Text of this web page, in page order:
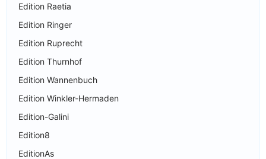
Edition Raetia
Edition Ringer
Edition Ruprecht
Edition Thurnhof
Edition Wannenbuch
Edition Winkler-Hermaden
Edition-Galini
Edition8
EditionAs